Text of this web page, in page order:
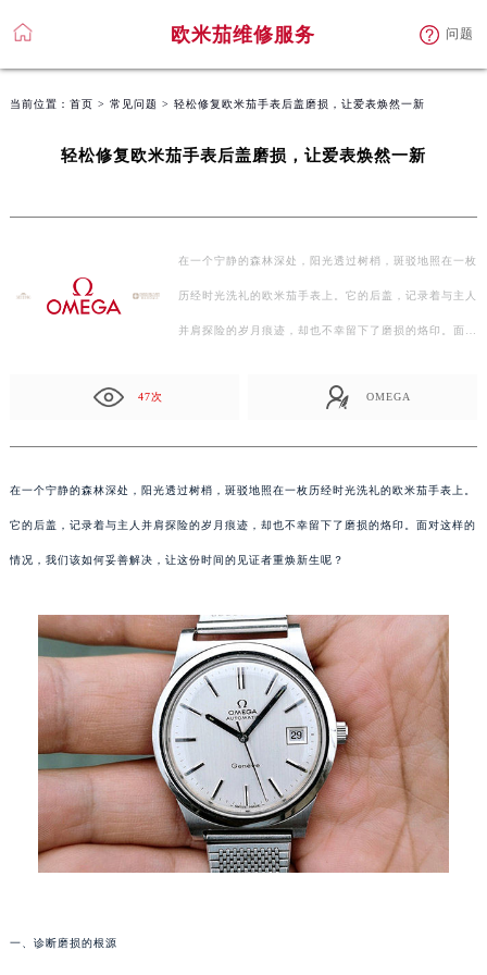
欧米茄维修服务 问题
当前位置： 首页 > 常见问题 > 轻松修复欧米茄手表后盖磨损，让爱表焕然一新
轻松修复欧米茄手表后盖磨损，让爱表焕然一新
在一个宁静的森林深处，阳光透过树梢，斑驳地照在一枚
历经时光洗礼的欧米茄手表上。它的后盖，记录着与主人
并肩探险的岁月痕迹，却也不幸留下了磨损的烙印。面
47次 OMEGA
在一个宁静的森林深处，阳光透过树梢，斑驳地照在一枚历经时光洗礼的欧米茄手表上。
它的后盖，记录着与主人并肩探险的岁月痕迹，却也不幸留下了磨损的烙印。面对这样的
情况，我们该如何妥善解决，让这份时间的见证者重焕新生呢？
一、诊断磨损的根源